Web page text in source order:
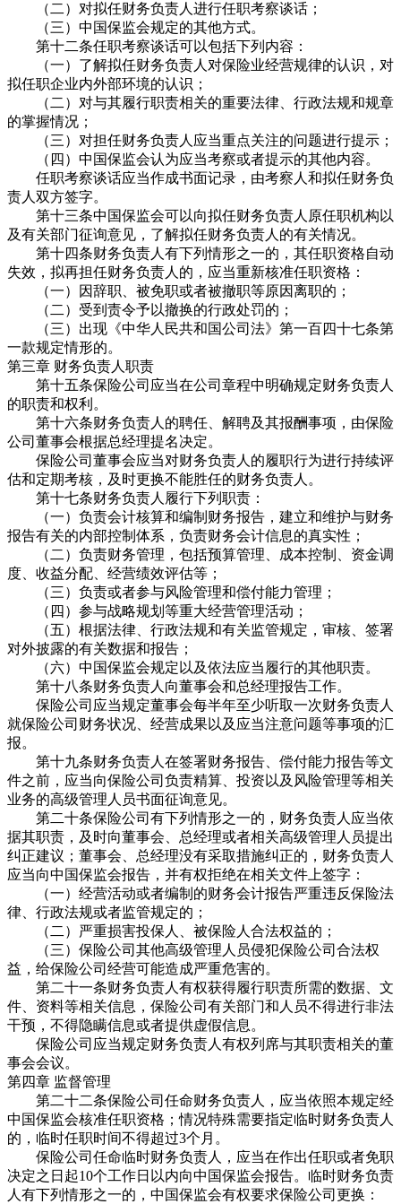
（二）对拟任财务负责人进行任职考察谈话；
（三）中国保监会规定的其他方式。
第十二条任职考察谈话可以包括下列内容：
（一）了解拟任财务负责人对保险业经营规律的认识，对
拟任职企业内外部环境的认识；
（二）对与其履行职责相关的重要法律、行政法规和规章
的掌握情况；
（三）对担任财务负责人应当重点关注的问题进行提示；
（四）中国保监会认为应当考察或者提示的其他内容。
任职考察谈话应当作成书面记录，由考察人和拟任财务负
责人双方签字。
第十三条中国保监会可以向拟任财务负责人原任职机构以
及有关部门征询意见，了解拟任财务负责人的有关情况。
第十四条财务负责人有下列情形之一的，其任职资格自动
失效，拟再担任财务负责人的，应当重新核准任职资格：
（一）因辞职、被免职或者被撤职等原因离职的；
（二）受到责令予以撤换的行政处罚的；
（三）出现《中华人民共和国公司法》第一百四十七条第
一款规定情形的。
第三章 财务负责人职责
第十五条保险公司应当在公司章程中明确规定财务负责人
的职责和权利。
第十六条财务负责人的聘任、解聘及其报酬事项，由保险
公司董事会根据总经理提名决定。
保险公司董事会应当对财务负责人的履职行为进行持续评
估和定期考核，及时更换不能胜任的财务负责人。
第十七条财务负责人履行下列职责：
（一）负责会计核算和编制财务报告，建立和维护与财务
报告有关的内部控制体系，负责财务会计信息的真实性；
（二）负责财务管理，包括预算管理、成本控制、资金调
度、收益分配、经营绩效评估等；
（三）负责或者参与风险管理和偿付能力管理；
（四）参与战略规划等重大经营管理活动；
（五）根据法律、行政法规和有关监管规定，审核、签署
对外披露的有关数据和报告；
（六）中国保监会规定以及依法应当履行的其他职责。
第十八条财务负责人向董事会和总经理报告工作。
保险公司应当规定董事会每半年至少听取一次财务负责人
就保险公司财务状况、经营成果以及应当注意问题等事项的汇
报。
第十九条财务负责人在签署财务报告、偿付能力报告等文
件之前，应当向保险公司负责精算、投资以及风险管理等相关
业务的高级管理人员书面征询意见。
第二十条保险公司有下列情形之一的，财务负责人应当依
据其职责，及时向董事会、总经理或者相关高级管理人员提出
纠正建议；董事会、总经理没有采取措施纠正的，财务负责人
应当向中国保监会报告，并有权拒绝在相关文件上签字：
（一）经营活动或者编制的财务会计报告严重违反保险法
律、行政法规或者监管规定的；
（二）严重损害投保人、被保险人合法权益的；
（三）保险公司其他高级管理人员侵犯保险公司合法权
益，给保险公司经营可能造成严重危害的。
第二十一条财务负责人有权获得履行职责所需的数据、文
件、资料等相关信息，保险公司有关部门和人员不得进行非法
干预，不得隐瞒信息或者提供虚假信息。
保险公司应当规定财务负责人有权列席与其职责相关的董
事会会议。
第四章 监督管理
第二十二条保险公司任命财务负责人，应当依照本规定经
中国保监会核准任职资格；情况特殊需要指定临时财务负责人
的，临时任职时间不得超过3个月。
保险公司任命临时财务负责人，应当在作出任职或者免职
决定之日起10个工作日以内向中国保监会报告。临时财务负责
人有下列情形之一的，中国保监会有权要求保险公司更换：